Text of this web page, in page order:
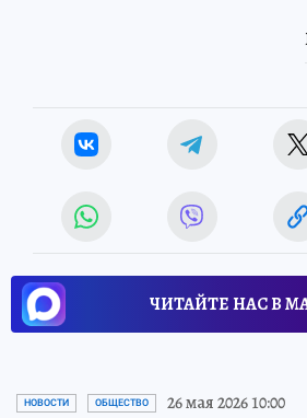
ЧИТАЙТЕ НАС В
НОВОСТИ ОБЩЕСТВО 26 мая 2026 10:00